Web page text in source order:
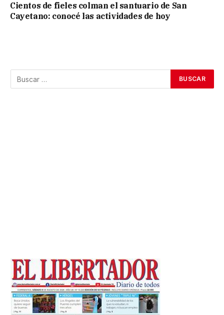
Cientos de fieles colman el santuario de San
Cayetano: conocé las actividades de hoy